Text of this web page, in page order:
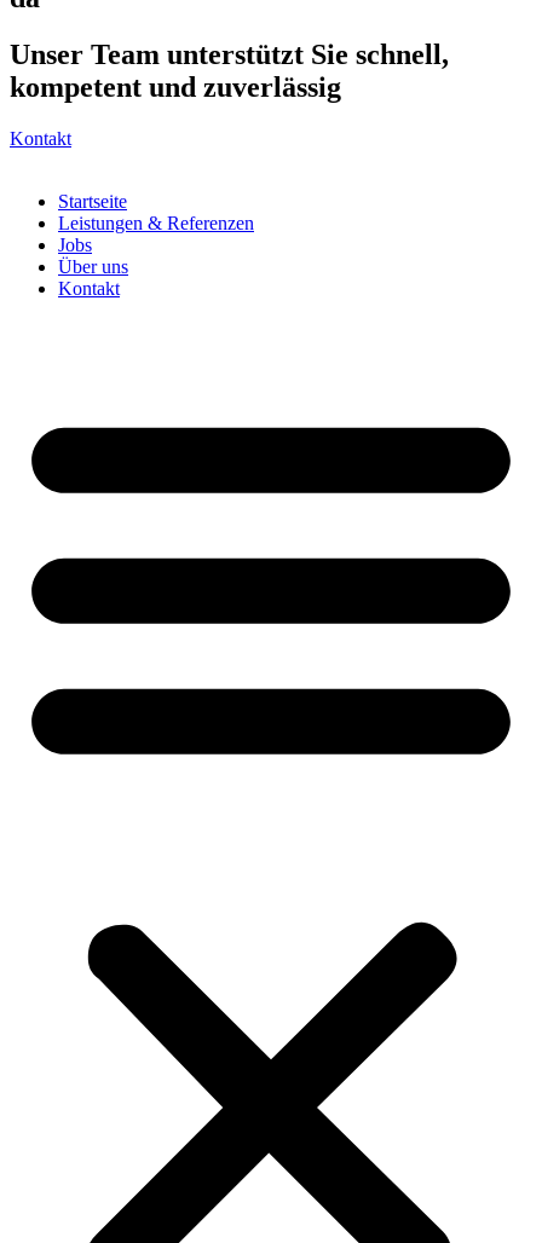
Unser Team unterstützt Sie schnell,
kompetent und zuverlässig
Kontakt
Startseite
Leistungen & Referenzen
Jobs
Über uns
Kontakt